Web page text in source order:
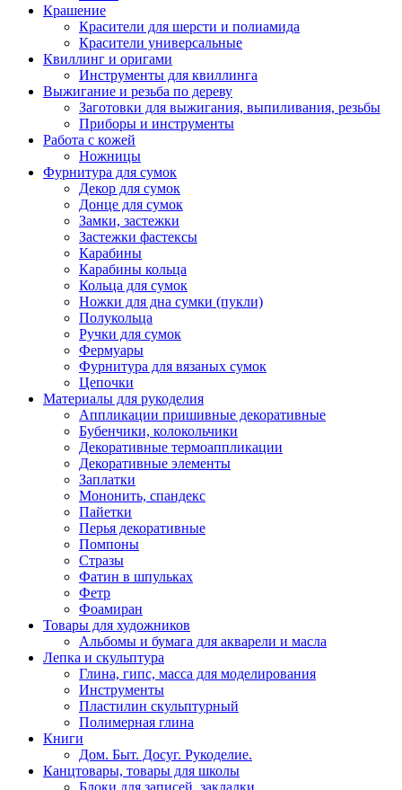
Крашение
Красители для шерсти и полиамида
Красители универсальные
Квиллинг и оригами
Инструменты для квиллинга
Выжигание и резьба по дереву
Заготовки для выжигания, выпиливания, резьбы
Приборы и инструменты
Работа с кожей
Ножницы
Фурнитура для сумок
Декор для сумок
Донце для сумок
Замки, застежки
Застежки фастексы
Карабины
Карабины кольца
Кольца для сумок
Ножки для дна сумки (пукли)
Полукольца
Ручки для сумок
Фермуары
Фурнитура для вязаных сумок
Цепочки
Материалы для рукоделия
Аппликации пришивные декоративные
Бубенчики, колокольчики
Декоративные термоаппликации
Декоративные элементы
Заплатки
Мононить, спандекс
Пайетки
Перья декоративные
Помпоны
Стразы
Фатин в шпульках
Фетр
Фоамиран
Товары для художников
Альбомы и бумага для акварели и масла
Лепка и скульптура
Глина, гипс, масса для моделирования
Инструменты
Пластилин скульптурный
Полимерная глина
Книги
Дом. Быт. Досуг. Рукоделие.
Канцтовары, товары для школы
Блоки для записей, закладки